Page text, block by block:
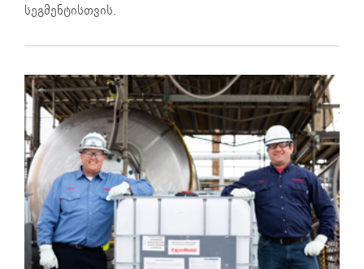
სეგმენტისთვის.